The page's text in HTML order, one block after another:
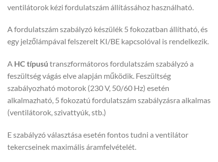
ventilátorok kézi fordulatszám állítássához használható.
A fordulatszám szabályzó készülék 5 fokozatban állítható, és
egy jelzőlámpával felszerelt KI/BE kapcsolóval is rendelkezik.
A HC típusú transzformátoros fordulatszám szabályzó a
feszültség vágás elve alapján működik. Feszültség
szabályozható motorok (230 V, 50/60 Hz) esetén
alkalmazható, 5 fokozatú fordulatszám szabályzásra alkalmas
(ventilátorok, szivattyúk, stb.)
E szabályzó választása esetén fontos tudni a ventilátor
tekercseinek maximális áramfelvételét.